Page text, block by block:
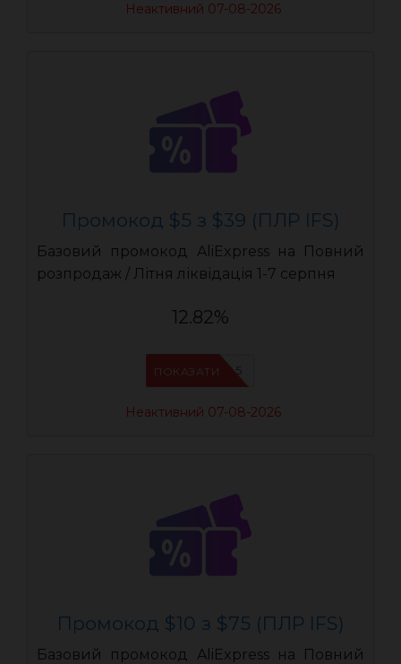
Неактивний 07-08-2026
Промокод $5 з $39 (ПЛР IFS)
Базовий промокод AliExpress на Повний
розпродаж / Літня ліквідація 1-7 серпня
12.82%
IFSCDUA5
ПОКАЗАТИ
Неактивний 07-08-2026
Промокод $10 з $75 (ПЛР IFS)
Базовий промокод AliExpress на Повний